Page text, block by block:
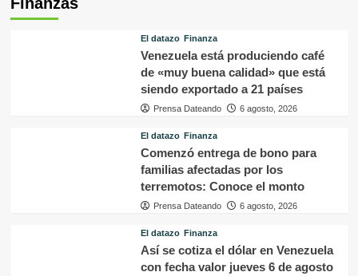
El datazo Finanza
Venezuela está produciendo café
de «muy buena calidad» que está
siendo exportado a 21 países
Prensa Dateando 6 agosto, 2026
El datazo Finanza
Comenzó entrega de bono para
familias afectadas por los
terremotos: Conoce el monto
Prensa Dateando 6 agosto, 2026
El datazo Finanza
Así se cotiza el dólar en Venezuela
con fecha valor jueves 6 de agosto